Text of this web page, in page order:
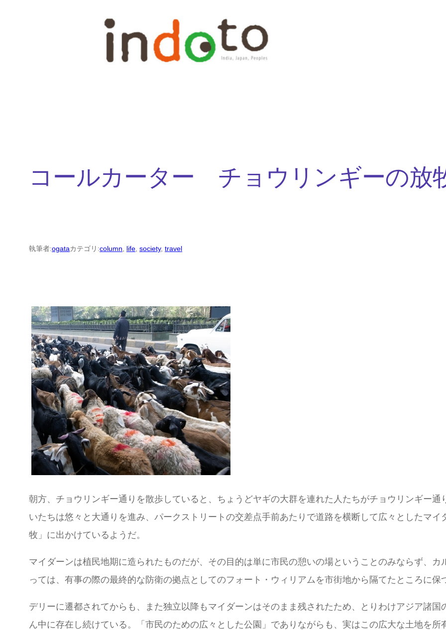
コールカーター チョウリンギーの放
執筆者:ogataカテゴリ:column life society, travel
朝方、チョウリンギー通りを散歩していると、ちょうどヤギの大群を連れた人たちがチョウリンギー
いたちは悠々と大通りを進み、パークストリートの交差点手前あたりで道路を横断して広々としたマ
牧」に出かけているようだ。
マイダーンは植民地期に造られたものだが、その目的は単に市民の憩いの場ということのみならず、
っては、有事の際の最終的な防衛の拠点としてのフォート・ウィリアムを市街地から隔てたところに保
デリーに遷都されてからも、また独立以降もマイダーンはそのまま残されたため、とりわけアジア諸
ん中に存在し続けている。「市民のための広々とした公園」でありながらも、実はこの広大な土地を